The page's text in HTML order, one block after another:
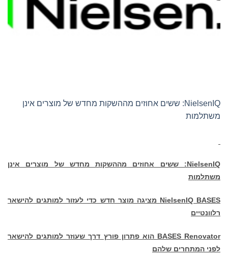
NielsenIQ: ששים אחוזים מההשקות מחדש של מוצרים אינן
משתלמות
NielsenIQ: ששים אחוזים מההשקות מחדש של מוצרים אינן
משתלמות
NielsenIQ BASES מציגה מוצר חדש כדי לעזור למותגים להישאר
רלוונטיים
BASES Renovator הוא פתרון פורץ דרך שעוזר למותגים להישאר
לפני המתחרים שלהם